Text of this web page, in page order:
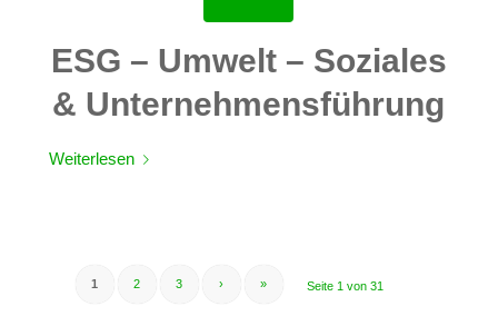
ESG – Umwelt – Soziales
& Unternehmensführung
Weiterlesen
Seite 1 von 31
1 2 3 › »